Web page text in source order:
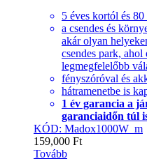
5 éves kortól és
a csendes és
akár olyan
csendes park, ahol
legmegfelelőbb
fényszóróval és
hátramenetbe is
1 év garancia a
garanciaidőn túl
KÓD: Madox1000W_m
159,000 Ft
Tovább